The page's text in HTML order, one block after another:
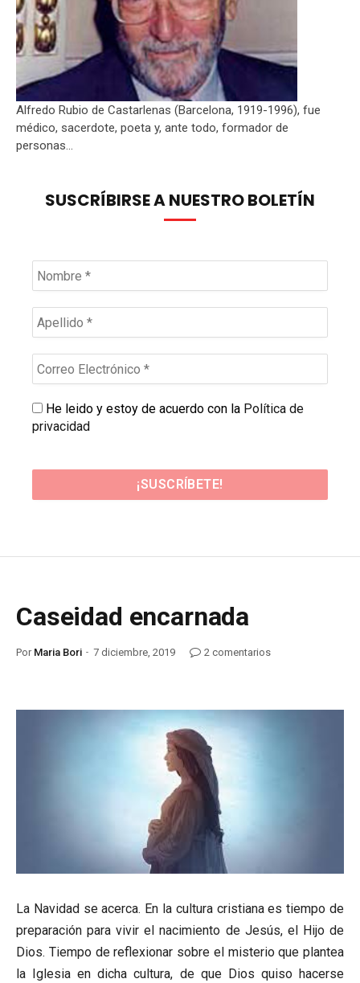
Alfredo Rubio de Castarlenas (Barcelona, 1919-1996), fue
médico, sacerdote, poeta y, ante todo, formador de
personas...
SUSCRÍBIRSE A NUESTRO BOLETÍN
He leido y estoy de acuerdo con la Política de
privacidad
Caseidad encarnada
Por Maria Bori 7 diciembre, 2019 2 comentarios
La Navidad se acerca. En la cultura cristiana es tiempo de
preparación para vivir el nacimiento de Jesús, el Hijo de
Dios. Tiempo de reflexionar sobre el misterio que plantea
la Iglesia en dicha cultura, de que Dios quiso hacerse